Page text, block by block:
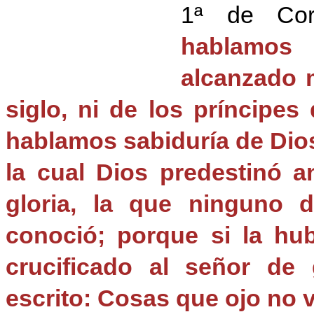
1ª de
alcanzado
siglo, ni de los príncipes
hablamos sabiduría de
la cual Dios predestinó
gloria, la que ninguno
conoció; porque si la
crucificado al señor de
escrito: Cosas que ojo no